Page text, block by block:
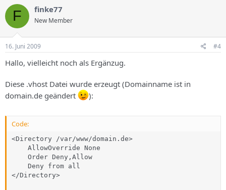
F finke77
New Member
16. Juni 2009 #4
Hallo, vielleicht noch als Ergänzug.
Diese .vhost Datei wurde erzeugt (Domainname ist in
domain.de geändert
):
Code:
<Directory /var/www/domain.de>
    AllowOverride None
    Order Deny,Allow
    Deny from all
</Directory>